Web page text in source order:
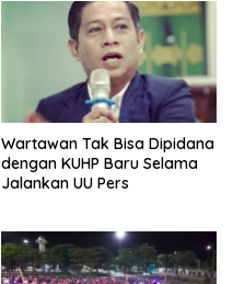
Wartawan Tak Bisa Dipidana
dengan KUHP Baru Selama
Jalankan UU Pers